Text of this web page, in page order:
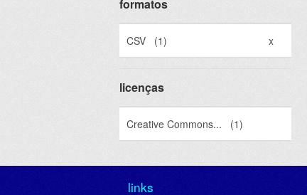
formatos
CSV (1) x
licenças
Creative Commons... (1)
links